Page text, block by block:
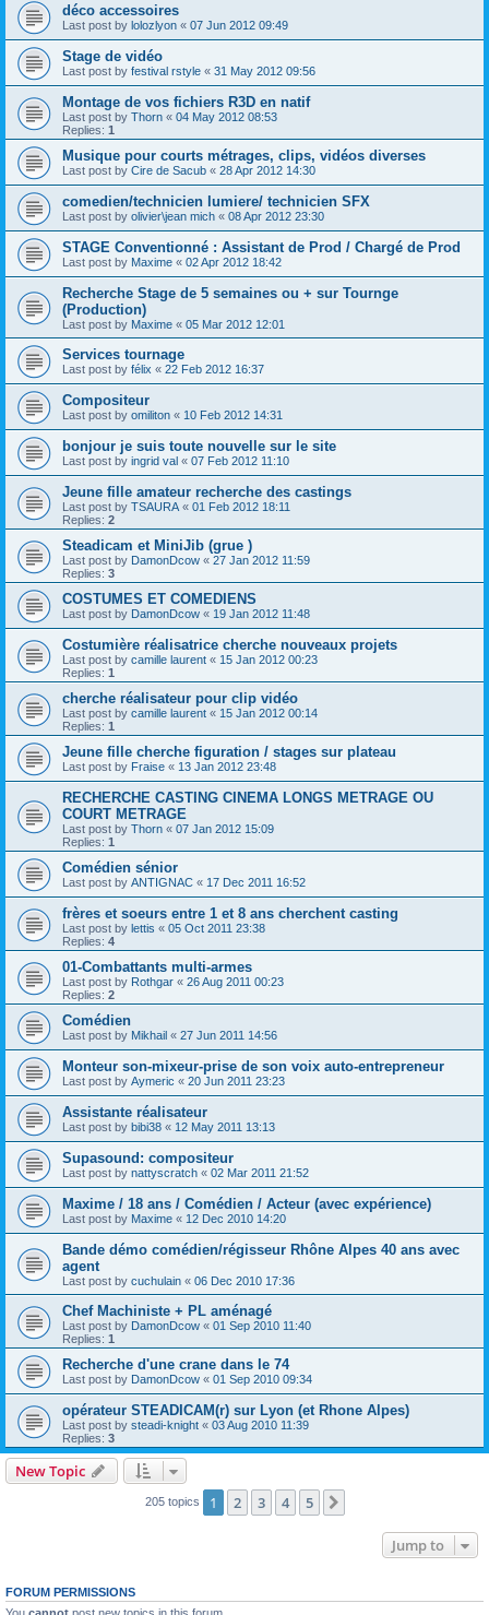
déco accessoires
Last post by lolozlyon « 07 Jun 2012 09:49
Stage de vidéo
Last post by festival rstyle « 31 May 2012 09:56
Montage de vos fichiers R3D en natif
Last post by Thorn « 04 May 2012 08:53
Replies: 1
Musique pour courts métrages, clips, vidéos diverses
Last post by Cire de Sacub « 28 Apr 2012 14:30
comedien/technicien lumiere/ technicien SFX
Last post by olivier\jean mich « 08 Apr 2012 23:30
STAGE Conventionné : Assistant de Prod / Chargé de Prod
Last post by Maxime « 02 Apr 2012 18:42
Recherche Stage de 5 semaines ou + sur Tournge
(Production)
Last post by Maxime « 05 Mar 2012 12:01
Services tournage
Last post by félix « 22 Feb 2012 16:37
Compositeur
Last post by omiliton « 10 Feb 2012 14:31
bonjour je suis toute nouvelle sur le site
Last post by ingrid val « 07 Feb 2012 11:10
Jeune fille amateur recherche des castings
Last post by TSAURA « 01 Feb 2012 18:11
Replies: 2
Steadicam et MiniJib (grue )
Last post by DamonDcow « 27 Jan 2012 11:59
Replies: 3
COSTUMES ET COMEDIENS
Last post by DamonDcow « 19 Jan 2012 11:48
Costumière réalisatrice cherche nouveaux projets
Last post by camille laurent « 15 Jan 2012 00:23
Replies: 1
cherche réalisateur pour clip vidéo
Last post by camille laurent « 15 Jan 2012 00:14
Replies: 1
Jeune fille cherche figuration / stages sur plateau
Last post by Fraise « 13 Jan 2012 23:48
RECHERCHE CASTING CINEMA LONGS METRAGE OU
COURT METRAGE
Last post by Thorn « 07 Jan 2012 15:09
Replies: 1
Comédien sénior
Last post by ANTIGNAC « 17 Dec 2011 16:52
frères et soeurs entre 1 et 8 ans cherchent casting
Last post by lettis « 05 Oct 2011 23:38
Replies: 4
01-Combattants multi-armes
Last post by Rothgar « 26 Aug 2011 00:23
Replies: 2
Comédien
Last post by Mikhail « 27 Jun 2011 14:56
Monteur son-mixeur-prise de son voix auto-entrepreneur
Last post by Aymeric « 20 Jun 2011 23:23
Assistante réalisateur
Last post by bibi38 « 12 May 2011 13:13
Supasound: compositeur
Last post by nattyscratch « 02 Mar 2011 21:52
Maxime / 18 ans / Comédien / Acteur (avec expérience)
Last post by Maxime « 12 Dec 2010 14:20
Bande démo comédien/régisseur Rhône Alpes 40 ans avec
agent
Last post by cuchulain « 06 Dec 2010 17:36
Chef Machiniste + PL aménagé
Last post by DamonDcow « 01 Sep 2010 11:40
Replies: 1
Recherche d'une crane dans le 74
Last post by DamonDcow « 01 Sep 2010 09:34
opérateur STEADICAM(r) sur Lyon (et Rhone Alpes)
Last post by steadi-knight « 03 Aug 2010 11:39
Replies: 3
New Topic
205 topics 1 2 3 4 5
Jump to
FORUM PERMISSIONS
You cannot post new topics in this forum